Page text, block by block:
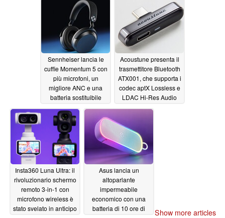
Sennheiser lancia le
cuffie Momentum 5 con
più microfoni, un
migliore ANC e una
batteria sostituibile
05/26/2026
Acoustune presenta il
trasmettitore Bluetooth
ATX001, che supporta i
codec aptX Lossless e
LDAC Hi-Res Audio
Apple
Insta360 Luna Ultra: il
rivoluzionario schermo
remoto 3-in-1 con
microfono wireless è
stato svelato in anticipo
Asus lancia un
altoparlante
impermeabile
economico con una
batteria di 10 ore di
Show more articles